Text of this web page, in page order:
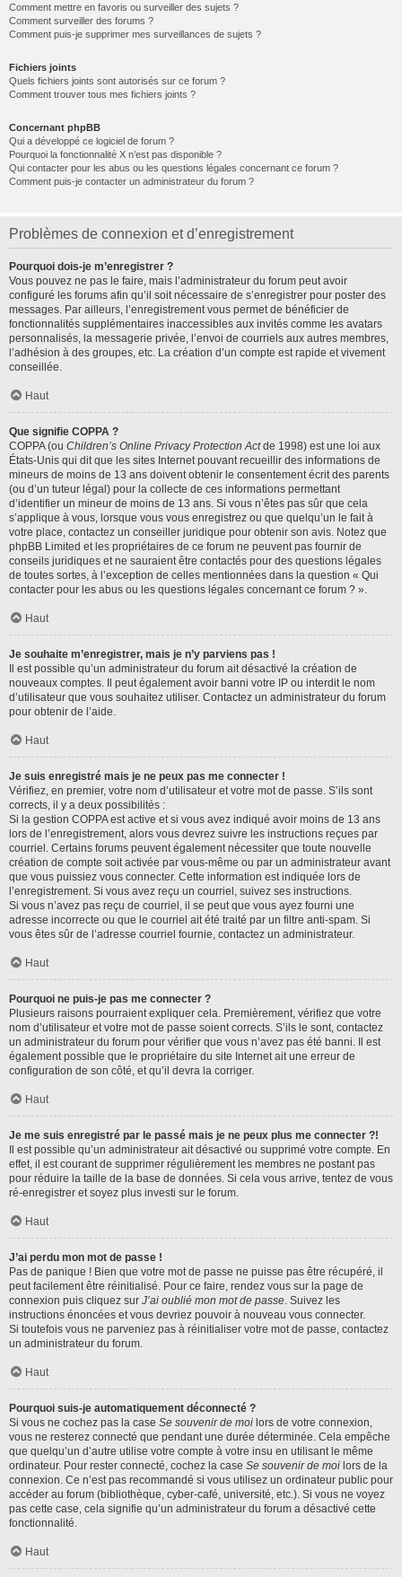
Comment mettre en favoris ou surveiller des sujets ?
Comment surveiller des forums ?
Comment puis-je supprimer mes surveillances de sujets ?
Fichiers joints
Quels fichiers joints sont autorisés sur ce forum ?
Comment trouver tous mes fichiers joints ?
Concernant phpBB
Qui a développé ce logiciel de forum ?
Pourquoi la fonctionnalité X n’est pas disponible ?
Qui contacter pour les abus ou les questions légales concernant ce forum ?
Comment puis-je contacter un administrateur du forum ?
Problèmes de connexion et d’enregistrement
Pourquoi dois-je m’enregistrer ?
Vous pouvez ne pas le faire, mais l’administrateur du forum peut avoir
configuré les forums afin qu’il soit nécessaire de s’enregistrer pour poster des
messages. Par ailleurs, l’enregistrement vous permet de bénéficier de
fonctionnalités supplémentaires inaccessibles aux invités comme les avatars
personnalisés, la messagerie privée, l’envoi de courriels aux autres membres,
l’adhésion à des groupes, etc. La création d’un compte est rapide et vivement
conseillée.
Haut
Que signifie COPPA ?
COPPA (ou Children’s Online Privacy Protection Actde 1998) est une loi aux
États-Unis qui dit que les sites Internet pouvant recueillir des informations de
mineurs de moins de 13 ans doivent obtenir le consentement écrit des parents
(ou d’un tuteur légal) pour la collecte de ces informations permettant
d’identifier un mineur de moins de 13 ans. Si vous n’êtes pas sûr que cela
s’applique à vous, lorsque vous vous enregistrez ou que quelqu’un le fait à
votre place, contactez un conseiller juridique pour obtenir son avis. Notez que
phpBB Limited et les propriétaires de ce forum ne peuvent pas fournir de
conseils juridiques et ne sauraient être contactés pour des questions légales
de toutes sortes, à l’exception de celles mentionnées dans la question « Qui
contacter pour les abus ou les questions légales concernant ce forum ? ».
Haut
Je souhaite m’enregistrer, mais je n’y parviens pas !
Il est possible qu’un administrateur du forum ait désactivé la création de
nouveaux comptes. Il peut également avoir banni votre IP ou interdit le nom
d’utilisateur que vous souhaitez utiliser. Contactez un administrateur du forum
pour obtenir de l’aide.
Haut
Je suis enregistré mais je ne peux pas me connecter !
Vérifiez, en premier, votre nom d’utilisateur et votre mot de passe. S’ils sont
corrects, il y a deux possibilités :
Si la gestion COPPA est active et si vous avez indiqué avoir moins de 13 ans
lors de l’enregistrement, alors vous devrez suivre les instructions reçues par
courriel. Certains forums peuvent également nécessiter que toute nouvelle
création de compte soit activée par vous-même ou par un administrateur avant
que vous puissiez vous connecter. Cette information est indiquée lors de
l’enregistrement. Si vous avez reçu un courriel, suivez ses instructions.
Si vous n’avez pas reçu de courriel, il se peut que vous ayez fourni une
adresse incorrecte ou que le courriel ait été traité par un filtre anti-spam. Si
vous êtes sûr de l’adresse courriel fournie, contactez un administrateur.
Haut
Pourquoi ne puis-je pas me connecter ?
Plusieurs raisons pourraient expliquer cela. Premièrement, vérifiez que votre
nom d’utilisateur et votre mot de passe soient corrects. S’ils le sont, contactez
un administrateur du forum pour vérifier que vous n’avez pas été banni. Il est
également possible que le propriétaire du site Internet ait une erreur de
configuration de son côté, et qu’il devra la corriger.
Haut
Je me suis enregistré par le passé mais je ne peux plus me connecter ?!
Il est possible qu’un administrateur ait désactivé ou supprimé votre compte. En
effet, il est courant de supprimer régulièrement les membres ne postant pas
pour réduire la taille de la base de données. Si cela vous arrive, tentez de vous
ré-enregistrer et soyez plus investi sur le forum.
Haut
J’ai perdu mon mot de passe !
Pas de panique ! Bien que votre mot de passe ne puisse pas être récupéré, il
peut facilement être réinitialisé. Pour ce faire, rendez vous sur la page de
connexion puis cliquez sur J’ai oublié mon mot de passe. Suivez les
instructions énoncées et vous devriez pouvoir à nouveau vous connecter.
Si toutefois vous ne parveniez pas à réinitialiser votre mot de passe, contactez
un administrateur du forum.
Haut
Pourquoi suis-je automatiquement déconnecté ?
Si vous ne cochez pas la case Se souvenir de moi lors de votre connexion,
vous ne resterez connecté que pendant une durée déterminée. Cela empêche
que quelqu’un d’autre utilise votre compte à votre insu en utilisant le même
ordinateur. Pour rester connecté, cochez la case Se souvenir de moi lors de la
connexion. Ce n’est pas recommandé si vous utilisez un ordinateur public pour
accéder au forum (bibliothèque, cyber-café, université, etc.). Si vous ne voyez
pas cette case, cela signifie qu’un administrateur du forum a désactivé cette
fonctionnalité.
Haut